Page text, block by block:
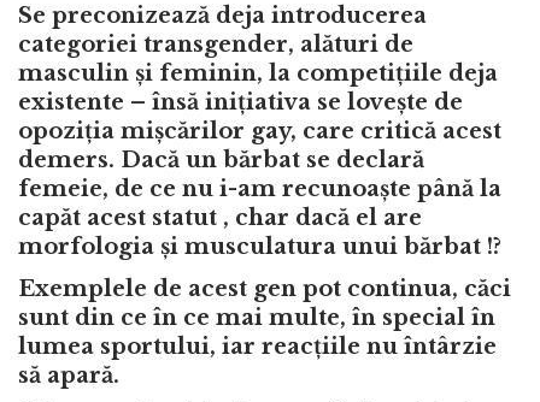
Se preconizează deja introducerea
categoriei transgender, alături de
masculin și feminin, la competițiile deja
existente – însă inițiativa se lovește de
opoziția mișcărilor gay, care critică acest
demers. Dacă un bărbat se declară
femeie, de ce nu i-am recunoaște până la
capăt acest statut , char dacă el are
morfologia și musculatura unui bărbat !?
Exemplele de acest gen pot continua, căci
sunt din ce în ce mai multe, în special în
lumea sportului, iar reacțiile nu întârzie
să apară.